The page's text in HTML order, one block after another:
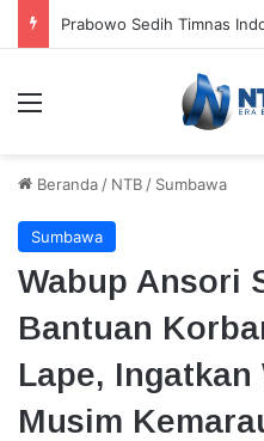
Menu
Beranda / NTB / Sumbawa
Sumbawa
Wabup Ansori
Bantuan
Lape, Ingatkan
Musim